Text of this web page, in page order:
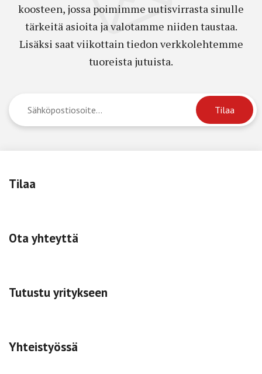
koosteen, jossa poimimme uutisvirrasta sinulle
tärkeitä asioita ja valotamme niiden taustaa.
Lisäksi saat viikottain tiedon verkkolehtemme
tuoreista jutuista.
Tilaa
Ota yhteyttä
Tutustu yritykseen
Yhteistyössä